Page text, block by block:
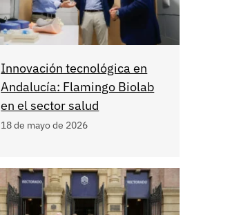
Innovación tecnológica en
Andalucía: Flamingo Biolab
en el sector salud
18 de mayo de 2026